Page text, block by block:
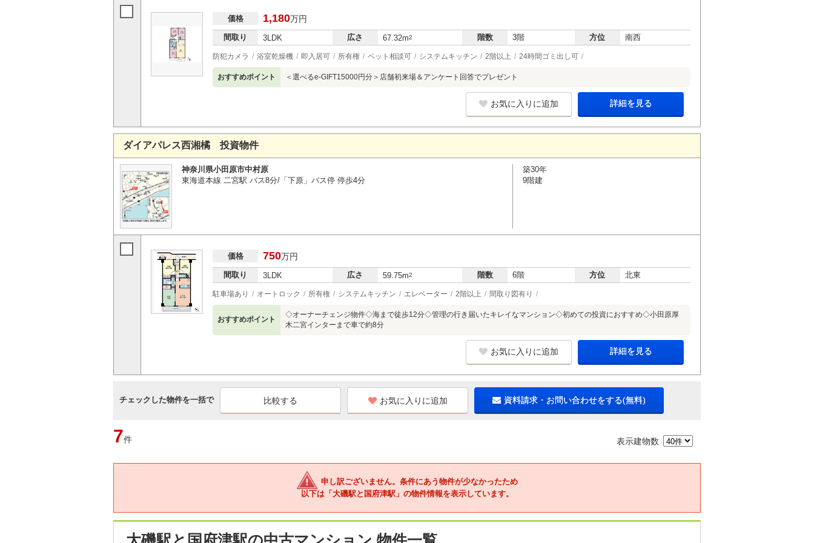
価格 1,180万円
間取り 3LDK 広さ 67.32m2 階数 3階 方位 南西
防犯カメラ 浴室乾燥機 即入居可 所有権 ペット相談可 システムキッチン 2階以上 24時間ゴミ出し可
おすすめポイント ＜選べるe-GIFT15000円分＞店舗初来場＆アンケート回答でプレゼント
お気に入りに追加 詳細を見る
ダイアパレス西湘橘 投資物件
神奈川県小田原市中村原
東海道本線 二宮駅 バス8分/「下原」バス停 停歩4分
築30年
9階建
価格 750万円
間取り 3LDK 広さ 59.75m2 階数 6階 方位 北東
駐車場あり オートロック 所有権 システムキッチン エレベーター 2階以上 間取り図有り
おすすめポイント
◇オーナーチェンジ物件◇海まで徒歩12分◇管理の行き届いたキレイなマンション◇初めての投資におすすめ◇小田原厚
木二宮インターまで車で約8分
お気に入りに追加 詳細を見る
チェックした物件を一括で お気に入りに追加 資料請求・お問い合わせをする(無料)
7件 表示建物数
申し訳ございません。条件にあう物件が少なかったため
以下は「大磯駅と国府津駅」の物件情報を表示しています。